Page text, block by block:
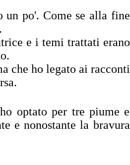
un po'. Come se alla fine
e i temi trattati erano
che ho legato ai racconti
optato per tre piume e
e nonostante la bravura